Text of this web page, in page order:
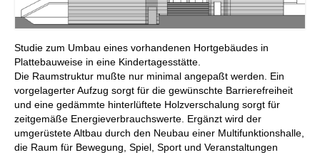
Studie zum Umbau eines vorhandenen Hortgebäudes in
Plattebauweise in eine Kindertagesstätte.
Die Raumstruktur mußte nur minimal angepaßt werden. Ein
vorgelagerter Aufzug sorgt für die gewünschte Barrierefreiheit
und eine gedämmte hinterlüftete Holzverschalung sorgt für
zeitgemäße Energieverbrauchswerte. Ergänzt wird der
umgerüstete Altbau durch den Neubau einer Multifunktionshalle,
die Raum für Bewegung, Spiel, Sport und Veranstaltungen